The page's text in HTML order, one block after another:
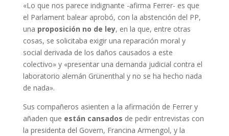
«Lo que nos parece indignante -afirma Ferrer- es que
el Parlament balear aprobó, con la abstención del PP,
una proposición no de ley, en la que, entre otras
cosas, se solicitaba exigir una reparación moral y
social derivada de los daños causados a este
colectivo» y «presentar una demanda judicial contra el
laboratorio alemán Grünenthal y no se ha hecho nada
de nada».
Sus compañeros asienten a la afirmación de Ferrer y
añaden que están cansados de pedir entrevistas con
la presidenta del Govern, Francina Armengol, y la